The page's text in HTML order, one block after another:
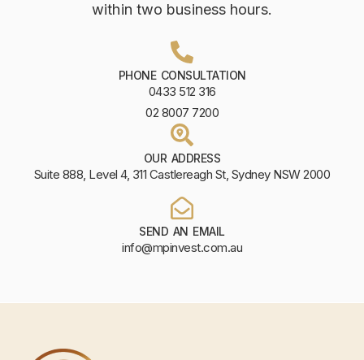
within two business hours.
PHONE CONSULTATION
0433 512 316
02 8007 7200
OUR ADDRESS
Suite 888, Level 4, 311 Castlereagh St, Sydney NSW 2000
SEND AN EMAIL
info@mpinvest.com.au